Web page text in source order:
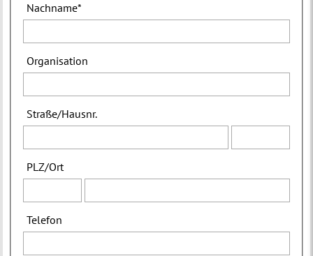
Nachname*
Organisation
Straße/Hausnr.
PLZ/Ort
Telefon